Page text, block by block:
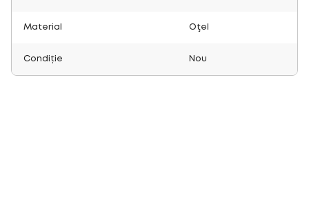
Material Oţel
Condiție Nou